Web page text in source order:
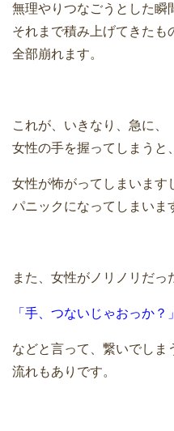
無理やりつなごうとした瞬
それまで積み上げてきたも
全部崩れます。
これが、いきなり、急に、
女性の手を握ってしまうと、
女性が怖がってしまいます
パニックになってしまいま
また、女性がノリノリだっ
「手、つないじゃおっか？」
などと言って、繋いでしま
流れもありです。